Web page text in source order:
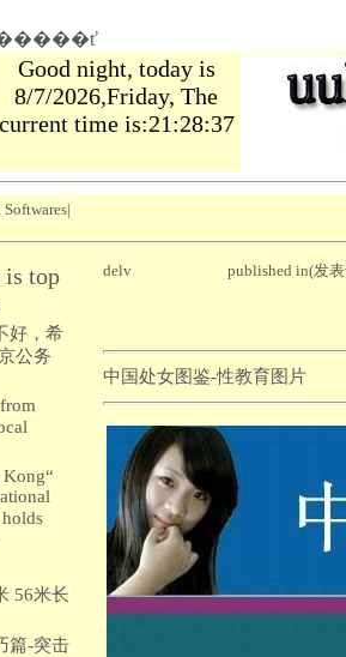
Good night, today is
8/7/2026,Friday, The
current time is:21:28:38
|
is top
好，希
公务
56米长
篇-突击
delv published in(发
中国处女图鉴-性教育图片